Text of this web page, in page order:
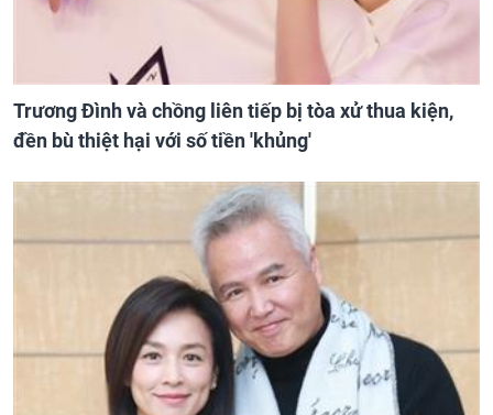
Trương Đình và chồng liên tiếp bị tòa xử thua kiện,
đền bù thiệt hại với số tiền 'khủng'